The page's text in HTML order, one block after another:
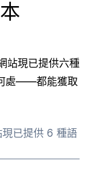
站現已提供六種
處——都能獲取
已提供 6 種語